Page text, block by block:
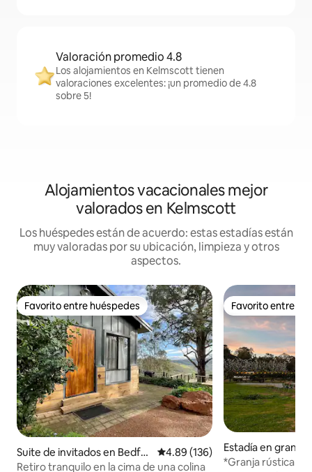
Valoración promedio 4.8
Los alojamientos en Kelmscott tienen
valoraciones excelentes: ¡un promedio de 4.8
sobre 5!
Alojamientos vacacionales mejor
valorados en Kelmscott
Los huéspedes están de acuerdo: estas estadías están
muy valoradas por su ubicación, limpieza y otros
aspectos.
Favorito entre huéspedes
Favorito entre huéspedes
Suite de invitados en Bedfor
dale
Calificación promedio: 4.89 de
4.89 (136)
Retiro tranquilo en la cima de una colina
Favorito entre
Favorito entre
Estadía en granja
*Granja rústica